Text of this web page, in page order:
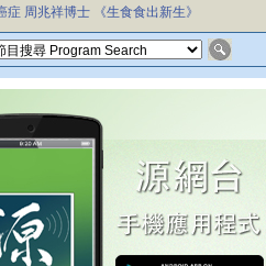
症 周兆祥博士 《生食食出新生》